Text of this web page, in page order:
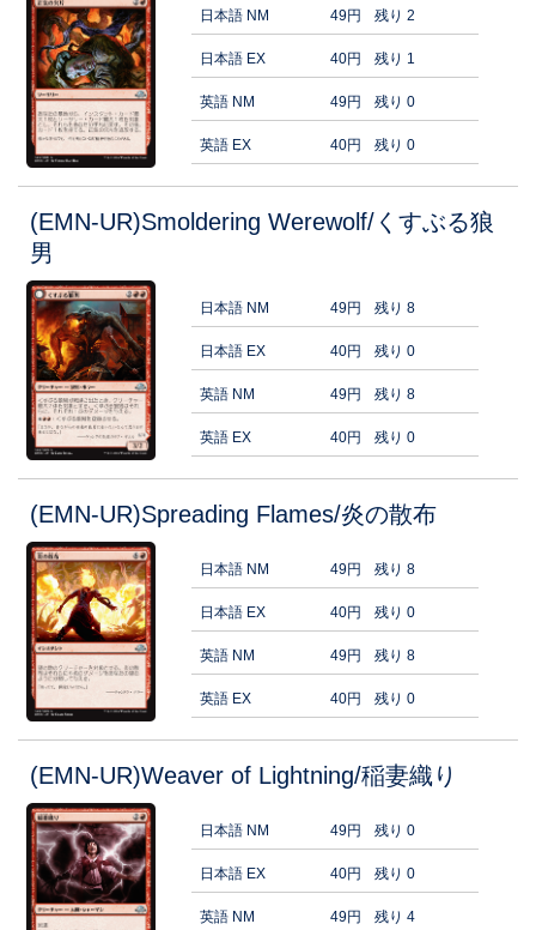
日本語 NM 49円 残り 2
日本語 EX 40円 残り 1
英語 NM 49円 残り 0
英語 EX 40円 残り 0
(EMN-UR)Smoldering Werewolf/くすぶる狼
男
日本語 NM 49円 残り 8
日本語 EX 40円 残り 0
英語 NM 49円 残り 8
英語 EX 40円 残り 0
(EMN-UR)Spreading Flames/炎の散布
日本語 NM 49円 残り 8
日本語 EX 40円 残り 0
英語 NM 49円 残り 8
英語 EX 40円 残り 0
(EMN-UR)Weaver of Lightning/稲妻織り
日本語 NM 49円 残り 0
日本語 EX 40円 残り 0
英語 NM 49円 残り 4